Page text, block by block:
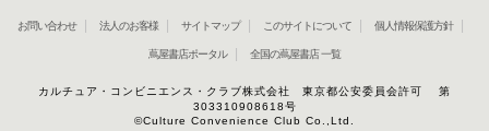
お問い合わせ 法人のお客様 サイトマップ このサイトについて 個人情報保護方針
蔦屋書店ポータル 全国の蔦屋書店 一覧
カルチュア・コンビニエンス・クラブ株式会社 東京都公安委員会許可 第
303310908618号
©Culture Convenience Club Co.,Ltd.